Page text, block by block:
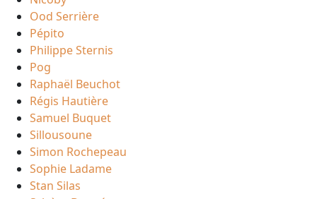
Ood Serrière
Pépito
Philippe Sternis
Pog
Raphaël Beuchot
Régis Hautière
Samuel Buquet
Sillousoune
Simon Rochepeau
Sophie Ladame
Stan Silas